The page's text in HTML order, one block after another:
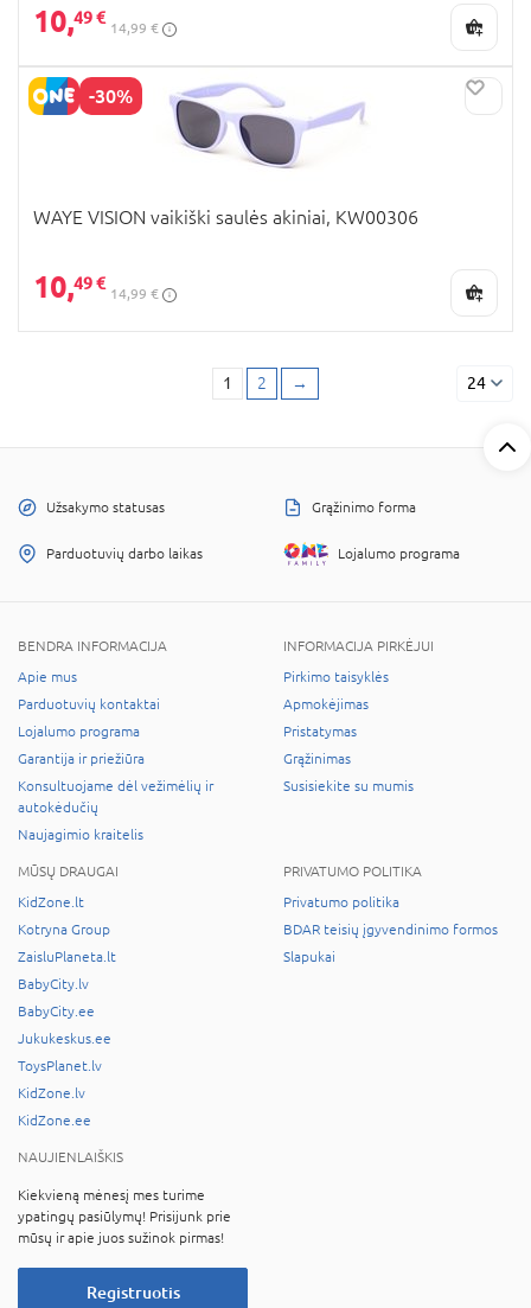
10,49 €
14,99 €
-30%
WAYE VISION vaikiški saulės akiniai, KW00306
10,49 €
14,99 €
1 2 → 24
Užsakymo statusas Grąžinimo forma
Parduotuvių darbo laikas Lojalumo programa
BENDRA INFORMACIJA
Apie mus
Parduotuvių kontaktai
Lojalumo programa
Garantija ir priežiūra
Konsultuojame dėl vežimėlių ir
autokėdučių
Naujagimio kraitelis
INFORMACIJA PIRKĖJUI
Pirkimo taisyklės
Apmokėjimas
Pristatymas
Grąžinimas
Susisiekite su mumis
MŪSŲ DRAUGAI
KidZone.lt
Kotryna Group
ZaisluPlaneta.lt
BabyCity.lv
BabyCity.ee
Jukukeskus.ee
ToysPlanet.lv
KidZone.lv
KidZone.ee
PRIVATUMO POLITIKA
Privatumo politika
BDAR teisių įgyvendinimo formos
Slapukai
NAUJIENLAIŠKIS
Kiekvieną mėnesį mes turime
ypatingų pasiūlymų! Prisijunk prie
mūsų ir apie juos sužinok pirmas!
Registruotis